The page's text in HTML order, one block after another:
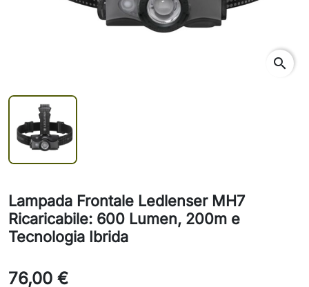
search
Lampada Frontale Ledlenser MH7
Ricaricabile: 600 Lumen, 200m e
Tecnologia Ibrida
76,00 €